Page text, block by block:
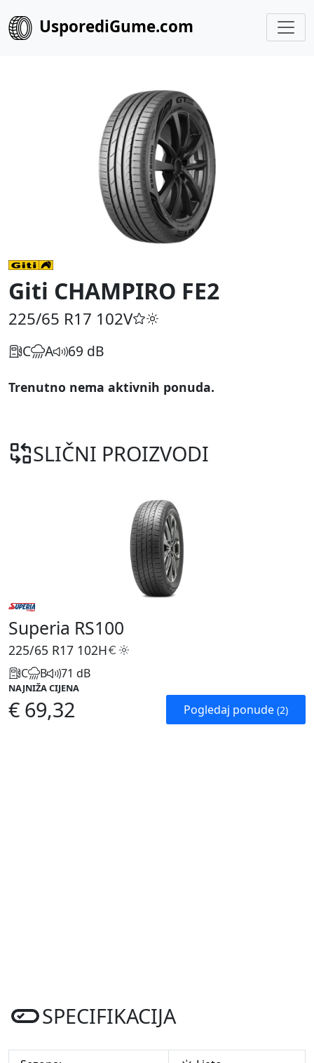
UsporediGume.com
Giti CHAMPIRO FE2
225/65 R17 102V
C A 69 dB
Trenutno nema aktivnih ponuda.
SLIČNI PROIZVODI
Superia RS100
225/65 R17 102H
C B 71 dB
NAJNIŽA CIJENA
€ 69,32 Pogledaj ponude (2)
SPECIFIKACIJA